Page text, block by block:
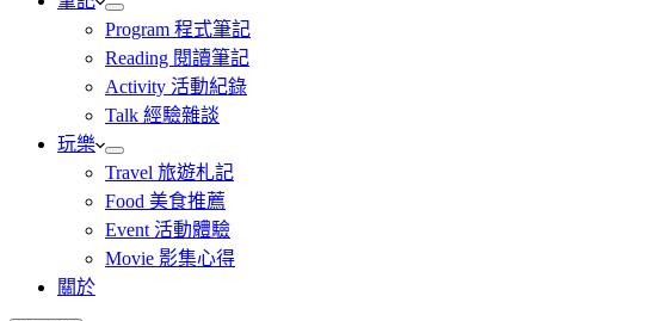
Program 程式筆記
Reading 閱讀筆記
Activity 活動紀錄
Talk 經驗雜談
玩樂
Travel 旅遊札記
Food 美食推薦
Event 活動體驗
Movie 影集心得
關於